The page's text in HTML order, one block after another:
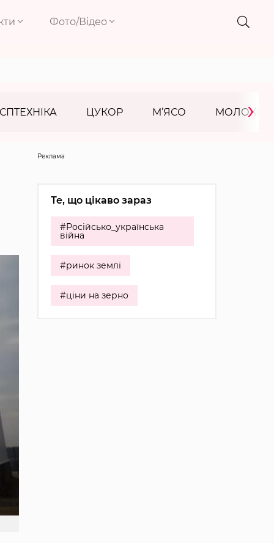
Фото/Відео
ЦУКОР М’ЯСО МОЛОКО
›
Реклама
Те, що цікаво зараз
#Російсько_українська
війна
#ринок землі
#ціни на зерно